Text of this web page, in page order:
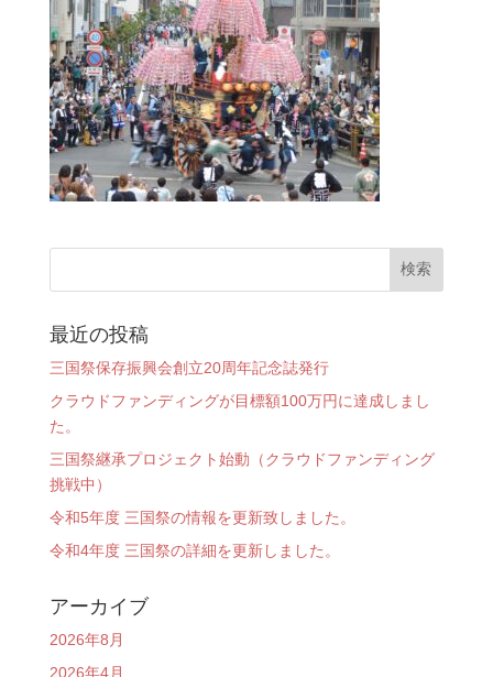
最近の投稿
三国祭保存振興会創立20周年記念誌発行
クラウドファンディングが目標額100万円に達成しまし
た。
三国祭継承プロジェクト始動（クラウドファンディング
挑戦中）
令和5年度 三国祭の情報を更新致しました。
令和4年度 三国祭の詳細を更新しました。
アーカイブ
2026年8月
2026年4月